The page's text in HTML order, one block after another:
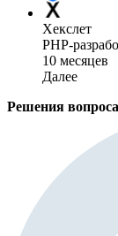
Хекслет
PHP-
10 месяцев
Далее
Решения вопроса